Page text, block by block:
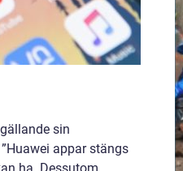
sin
appar stängs